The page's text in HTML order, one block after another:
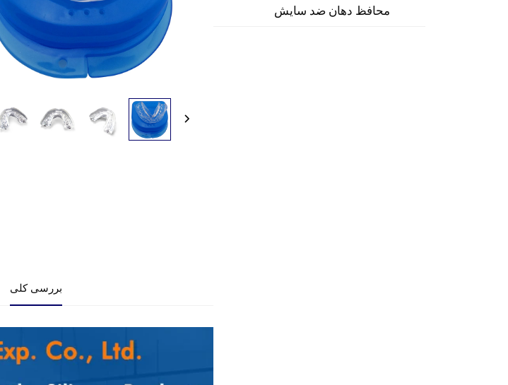
محافظ دهان ضد سایش
بررسی کلی